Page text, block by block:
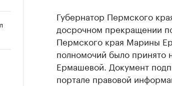
Губернатор Пермского
досрочном прекращении
Пермского края Марины
полномочий было принято
Ермашевой. Документ
портале правовой